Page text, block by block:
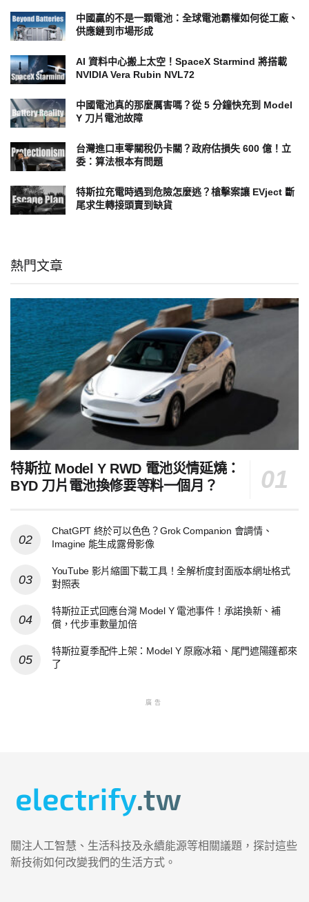
中國贏的不是一顆電池：全球電池霸權如何從工廠、
供應鏈到市場形成
AI 資料中心搬上太空！SpaceX Starmind 將搭載
NVIDIA Vera Rubin NVL72
中國電池真的那麼厲害嗎？從 5 分鐘快充到 Model
Y 刀片電池故障
台灣進口車零關稅仍卡關？政府估損失 600 億！立
委：算法根本有問題
特斯拉充電時遇到危險怎麼逃？槍擊案讓 EVject 斷
尾求生轉接頭賣到缺貨
熱門文章
特斯拉 Model Y RWD 電池災情延燒：
BYD 刀片電池換修要等料一個月？
ChatGPT 終於可以色色？Grok Companion 會調情、
Imagine 能生成露骨影像
YouTube 影片縮圖下載工具！全解析度封面版本網址格式
對照表
特斯拉正式回應台灣 Model Y 電池事件！承諾換新、補
償，代步車數量加倍
特斯拉夏季配件上架：Model Y 原廠冰箱、尾門遮陽篷都來
了
廣告
關注人工智慧、生活科技及永續能源等相關議題，探討這些
新技術如何改變我們的生活方式。